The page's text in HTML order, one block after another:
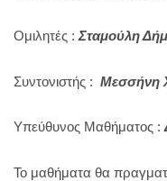
Ομιλητές : Σταμούλη
Συντονιστής : Μεσσήνη
Υπεύθυνος Μαθήματος :
Το μαθήματα θα